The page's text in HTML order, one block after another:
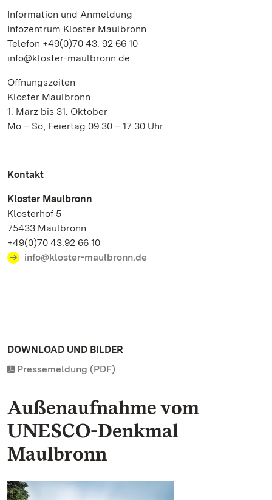
Information und Anmeldung
Infozentrum Kloster Maulbronn
Telefon +49(0)70 43. 92 66 10
info@kloster-maulbronn.de
Öffnungszeiten
Kloster Maulbronn
1. März bis 31. Oktober
Mo – So, Feiertag 09.30 – 17.30 Uhr
Kontakt
Kloster Maulbronn
Klosterhof 5
75433 Maulbronn
+49(0)70 43.92 66 10
info@kloster-maulbronn.de
DOWNLOAD UND BILDER
Pressemeldung (PDF)
Außenaufnahme vom
UNESCO-Denkmal
Maulbronn